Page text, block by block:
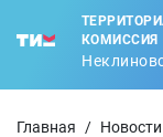
КОМИССИЯ
Главная / Новости